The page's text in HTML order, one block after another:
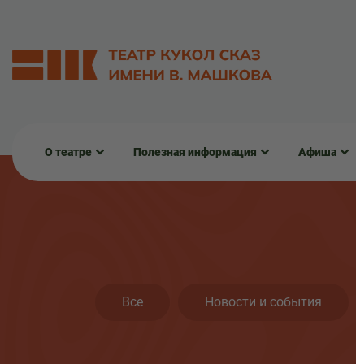
О театре Полезная информация Афиша
Все Новости и события